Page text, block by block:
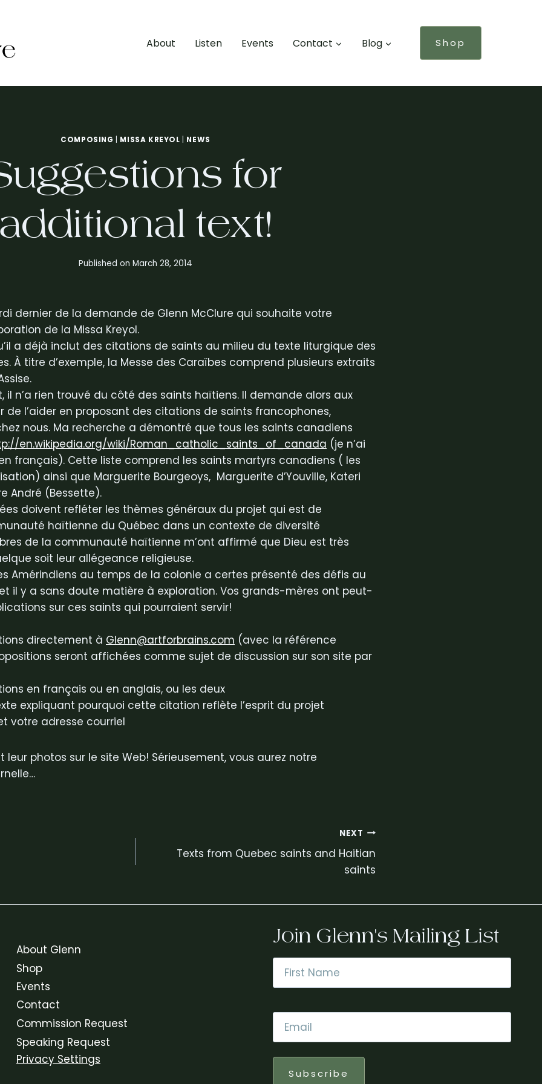
About Listen Events Contact Blog Shop
COMPOSING MISSA KREYOL NEWS
for
additional text!
Published on March 28, 2014
dernier de la demande de Glenn McClure qui souhaite votre
de la Missa Kreyol.
a déjà inclut des citations de saints au milieu du texte liturgique des
À titre d’exemple, la Messe des Caraïbes comprend plusieurs extraits
il n’a rien trouvé du côté des saints haïtiens. Il demande alors aux
de l’aider en proposant des citations de saints francophones,
nous. Ma recherche a démontré que tous les saints canadiens
en.wikipedia.org/wiki/Roman_catholic_saints_of_canada (je n’ai
français). Cette liste comprend les saints martyrs canadiens ( les
ainsi que Marguerite Bourgeoys, Marguerite d’Youville, Kateri
André (Bessette).
doivent refléter les thèmes généraux du projet qui est de
haïtienne du Québec dans un contexte de diversité
de la communauté haïtienne m’ont affirmé que Dieu est très
soit leur allégeance religieuse.
Amérindiens au temps de la colonie a certes présenté des défis au
il y a sans doute matière à exploration. Vos grands-mères ont peut-
sur ces saints qui pourraient servir!
directement à Glenn@artforbrains.com (avec la référence
seront affichées comme sujet de discussion sur son site par
en français ou en anglais, ou les deux
expliquant pourquoi cette citation reflète l’esprit du projet
votre adresse courriel
leur photos sur le site Web! Sérieusement, vous aurez notre
NEXT
Texts from Quebec saints and Haitian
saints
About Glenn
Shop
Events
Contact
Commission Request
Speaking Request
Privacy Settings
Join Glenn's Mailing List
Name *
Email
Subscribe